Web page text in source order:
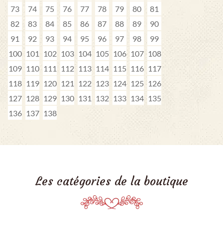
73
74 75 76 77 78 79 80
81
82
83 84 85 86 87 88 89
90
91
92 93 94 95 96 97 98
99
100 101 102 103 104 105 106 107 108
109 110 111 112 113 114 115 116 117
118 119 120 121 122 123 124 125 126
127 128 129 130 131 132 133 134 135
136 137 138
Les catégories de la boutique